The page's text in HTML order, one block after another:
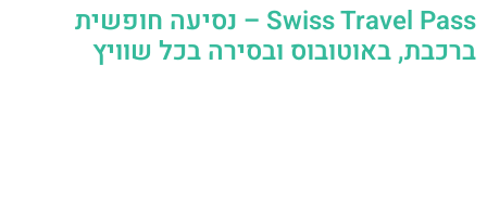
Swiss Travel Pass – נסיעה חופשית
ברכבת, באוטובוס ובסירה בכל שוויץ